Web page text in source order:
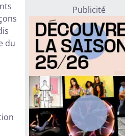
du
Publicité